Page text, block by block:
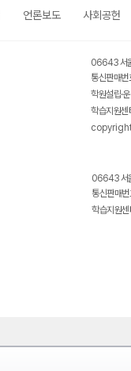
언론보도 사회공헌
06643 서
통신판매
학원설립·
학습지원
06643 서
통신판매
학습지원